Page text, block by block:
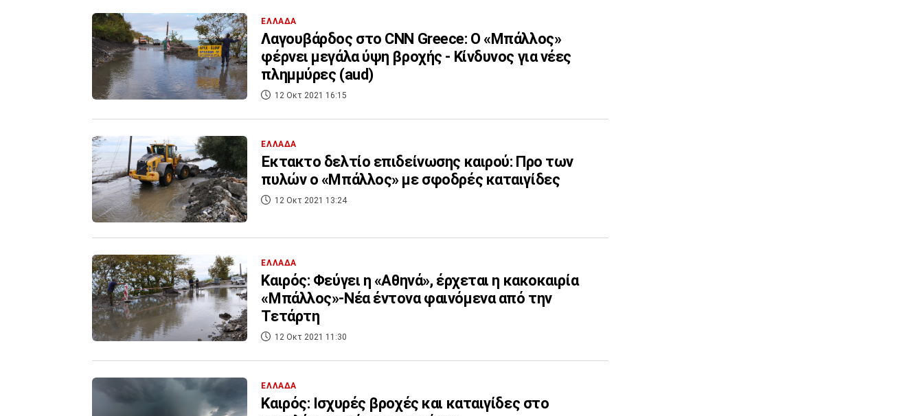
ΕΛΛΑΔΑ
Λαγουβάρδος στο CNN Greece: Ο «Μπάλλος»
φέρνει μεγάλα ύψη βροχής - Κίνδυνος για νέες
πλημμύρες (aud)
12 Οκτ 2021 16:15
ΕΛΛΑΔΑ
Έκτακτο δελτίο επιδείνωσης καιρού: Προ των
πυλών ο «Μπάλλος» με σφοδρές καταιγίδες
12 Οκτ 2021 13:24
ΕΛΛΑΔΑ
Καιρός: Φεύγει η «Αθηνά», έρχεται η κακοκαιρία
«Μπάλλος»-Νέα έντονα φαινόμενα από την
Τετάρτη
12 Οκτ 2021 11:30
ΕΛΛΑΔΑ
Καιρός: Ισχυρές βροχές και καταιγίδες στο